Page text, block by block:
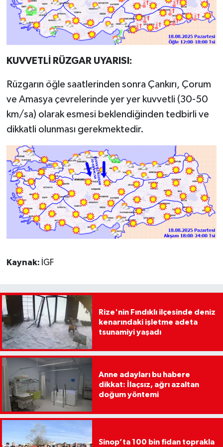
KUVVETLİ RÜZGAR UYARISI:
Rüzgarın öğle saatlerinden sonra Çankırı, Çorum
ve Amasya çevrelerinde yer yer kuvvetli (30-50
km/sa) olarak esmesi beklendiğinden tedbirli ve
dikkatli olunması gerekmektedir.
Kaynak: İGF
Rize'nin Fındıklı ilçesinde deniz
kenarındaki işletme adeta
tsunamiyi yaşadı
Anne adayları bu habere
dikkat: İlaçsız, ağrı azaltan
doğum yöntemi
Sinop’ta 100 bin fidan toprakla